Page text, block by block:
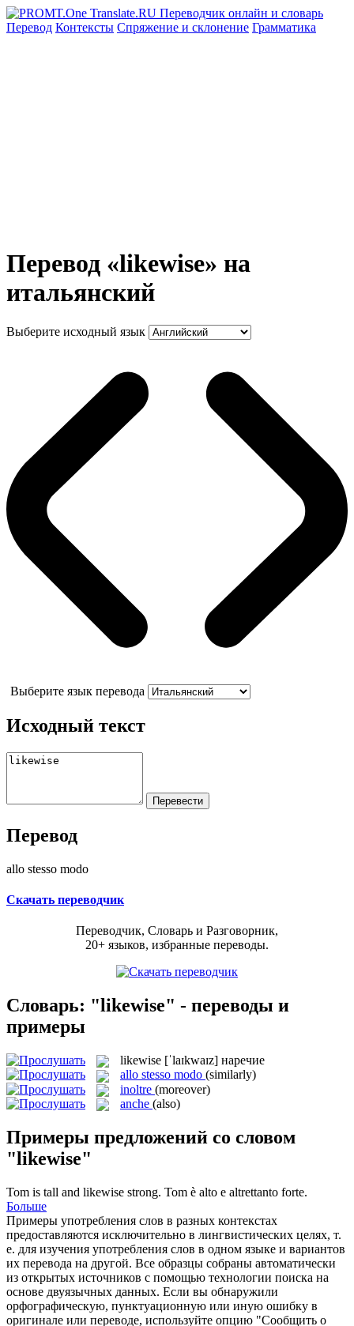
Перевод Контексты Спряжение и склонение Грамматика
Перевод «likewise» на
итальянский
Выберите исходный язык
Выберите язык перевода
Исходный текст
Перевод
allo stesso modo
Скачать переводчик
Переводчик, Словарь и Разговорник,
20+ языков, избранные переводы.
Словарь: "likewise" - переводы и
примеры
likewise [ˈlaɪkwaɪz] наречие
allo stesso modo (similarly)
inoltre (moreover)
anche (also)
Примеры предложений со словом
"likewise"
Tom is tall and likewise strong. Tom è alto e altrettanto forte.
Больше
Примеры употребления слов в разных контекстах
предоставляются исключительно в лингвистических целях, т.
е. для изучения употребления слов в одном языке и вариантов
их перевода на другой. Все образцы собраны автоматически
из открытых источников с помощью технологии поиска на
основе двуязычных данных. Если вы обнаружили
орфографическую, пунктуационную или иную ошибку в
оригинале или переводе, используйте опцию "Сообщить о